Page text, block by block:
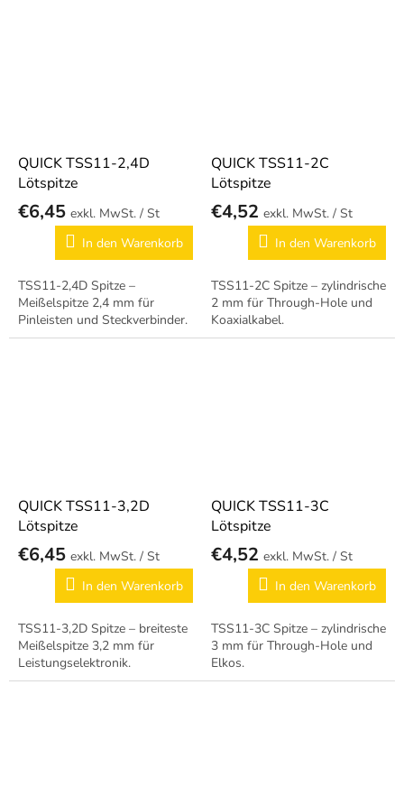
QUICK TSS11-2,4D
Lötspitze
€6,45
/ St
In den Warenkorb
TSS11-2,4D Spitze –
Meißelspitze 2,4 mm für
Pinleisten und Steckverbinder.
QUICK TSS11-2C
Lötspitze
€4,52
/ St
In den Warenkorb
TSS11-2C Spitze – zylindrische
2 mm für Through-Hole und
Koaxialkabel.
QUICK TSS11-3,2D
Lötspitze
€6,45
/ St
In den Warenkorb
TSS11-3,2D Spitze – breiteste
Meißelspitze 3,2 mm für
Leistungselektronik.
QUICK TSS11-3C
Lötspitze
€4,52
/ St
In den Warenkorb
TSS11-3C Spitze – zylindrische
3 mm für Through-Hole und
Elkos.